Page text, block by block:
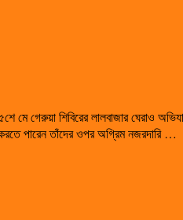
মে গেরুয়া শিবিরের লালবাজার ঘেরাও
করতে পারেন তাঁদের ওপর অগ্রিম নজরদারি …